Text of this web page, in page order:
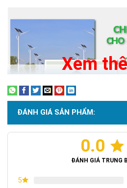
Xem
ĐÁNH GIÁ SẢN PHẨM:
0.0
ĐÁNH GIÁ TRUNG
5